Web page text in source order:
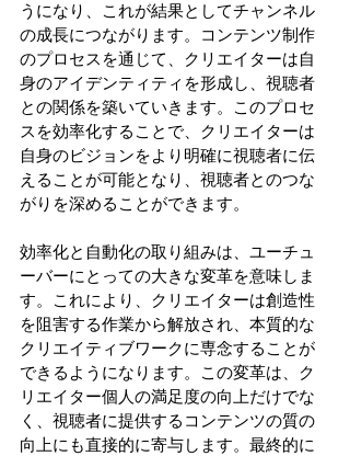
うになり、これが結果としてチャンネル
の成長につながります。コンテンツ制作
のプロセスを通じて、クリエイターは自
身のアイデンティティを形成し、視聴者
との関係を築いていきます。このプロセ
スを効率化することで、クリエイターは
自身のビジョンをより明確に視聴者に伝
えることが可能となり、視聴者とのつな
がりを深めることができます。
効率化と自動化の取り組みは、ユーチュ
ーバーにとっての大きな変革を意味しま
す。これにより、クリエイターは創造性
を阻害する作業から解放され、本質的な
クリエイティブワークに専念することが
できるようになります。この変革は、ク
リエイター個人の満足度の向上だけでな
く、視聴者に提供するコンテンツの質の
向上にも直接的に寄与します。最終的に